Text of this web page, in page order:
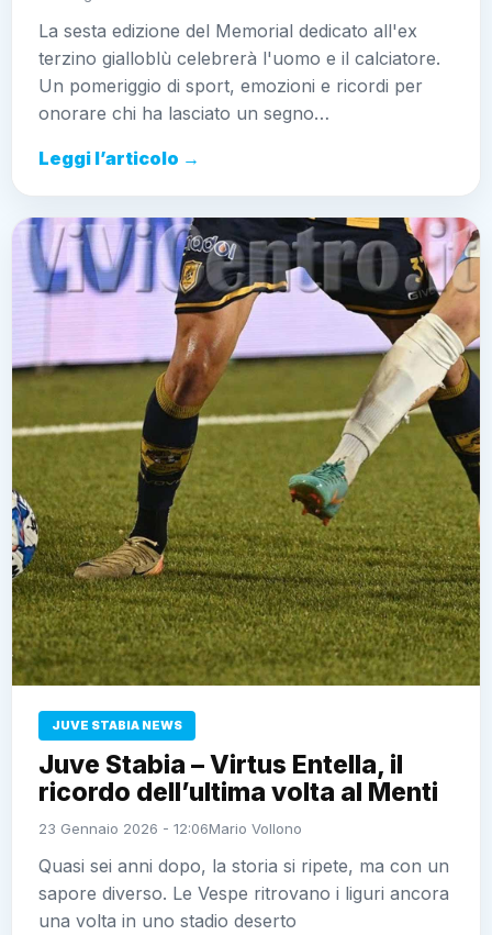
La sesta edizione del Memorial dedicato all'ex
terzino gialloblù celebrerà l'uomo e il calciatore.
Un pomeriggio di sport, emozioni e ricordi per
onorare chi ha lasciato un segno…
Leggi l’articolo →
JUVE STABIA NEWS
Juve Stabia – Virtus Entella, il
ricordo dell’ultima volta al Menti
23 Gennaio 2026 - 12:06Mario Vollono
Quasi sei anni dopo, la storia si ripete, ma con un
sapore diverso. Le Vespe ritrovano i liguri ancora
una volta in uno stadio deserto